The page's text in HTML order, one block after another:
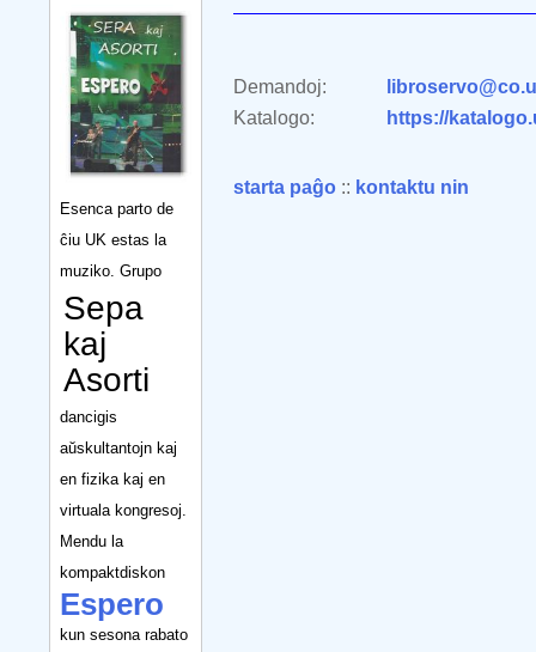
Esenca parto de
ĉiu UK estas la
muziko. Grupo
Sepa
kaj
Asorti
dancigis
aŭskultantojn kaj
en fizika kaj en
virtuala kongresoj.
Mendu la
kompaktdiskon
Espero
kun sesona rabato
Demandoj:
Katalogo:
https://
starta paĝo :: kontaktu nin